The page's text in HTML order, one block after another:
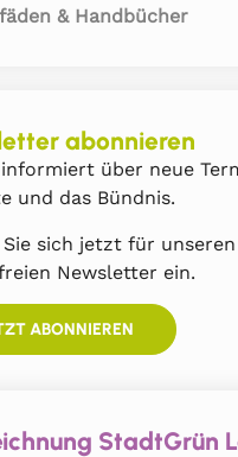
& Handbücher
abonnieren
über neue
und das Bündnis.
Sie sich jetzt für unseren
Newsletter ein.
ABONNIEREN
StadtGrün